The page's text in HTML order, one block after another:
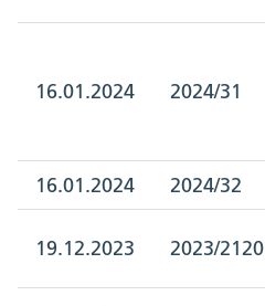
16.01.2024 2024/31
16.01.2024 2024/32
19.12.2023 2023/2120